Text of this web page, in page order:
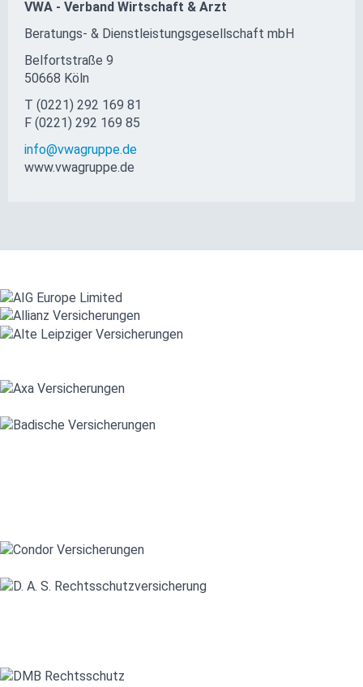
VWA - Verband Wirtschaft & Arzt
Beratungs- & Dienst­leis­tungs­ge­sellschaft mbH
Belfortstraße 9
50668 Köln
T (0221) 292 169 81
F (0221) 292 169 85
info@vwagruppe.de
www.vwagruppe.de